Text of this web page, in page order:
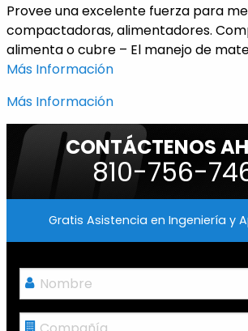
Provee una excelente fuerza para
compactadoras, alimentadores.
alimenta o cubre – El manejo de
Más Información
Más Información
CONTÁCTENOS
810-756-
Gratis Asistencia en Ingeniería y
Nombre
Compañía